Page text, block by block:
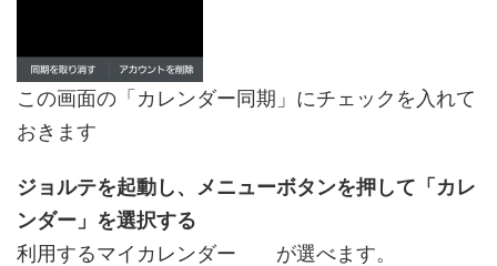
この画面の「カレンダー同期」にチェックを入れて
おきます
ジョルテを起動し、メニューボタンを押して「カレ
ンダー」を選択する
利用するマイカレンダー が選べます。